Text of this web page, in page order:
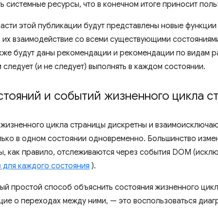
системные ресурсы, что в конечном итоге приносит
этой публикации будут представлены новые
взаимодействие со всеми существующими
будут даны рекомендации и рекомендации по видам
(и не следует) выполнять в каждом состоянии.
и событий жизненного цикла
цикла страницы дискретны и
в одном состоянии одновременно. Большинство
как правило, отслеживаются через события DOM
каждого состояния ).
простой способ объяснить состояния жизненного
о переходах между ними, — это воспользоваться